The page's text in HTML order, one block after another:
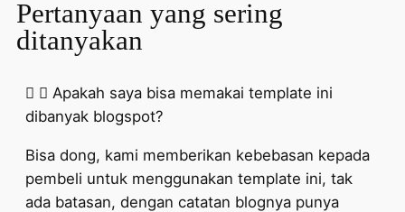
Pertanyaan yang sering
ditanyakan
Apakah saya bisa memakai template ini
dibanyak blogspot?
Bisa dong, kami memberikan kebebasan kepada
pembeli untuk menggunakan template ini, tak
ada batasan, dengan catatan blognya punya